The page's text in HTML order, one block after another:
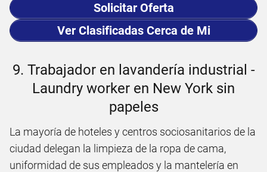
Solicitar Oferta
Ver Clasificadas Cerca de Mi
9. Trabajador en lavandería industrial -
Laundry worker en New York sin
papeles
La mayoría de hoteles y centros sociosanitarios de la
ciudad delegan la limpieza de la ropa de cama,
uniformidad de sus empleados y la mantelería en